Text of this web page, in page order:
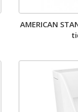
AMERICAN